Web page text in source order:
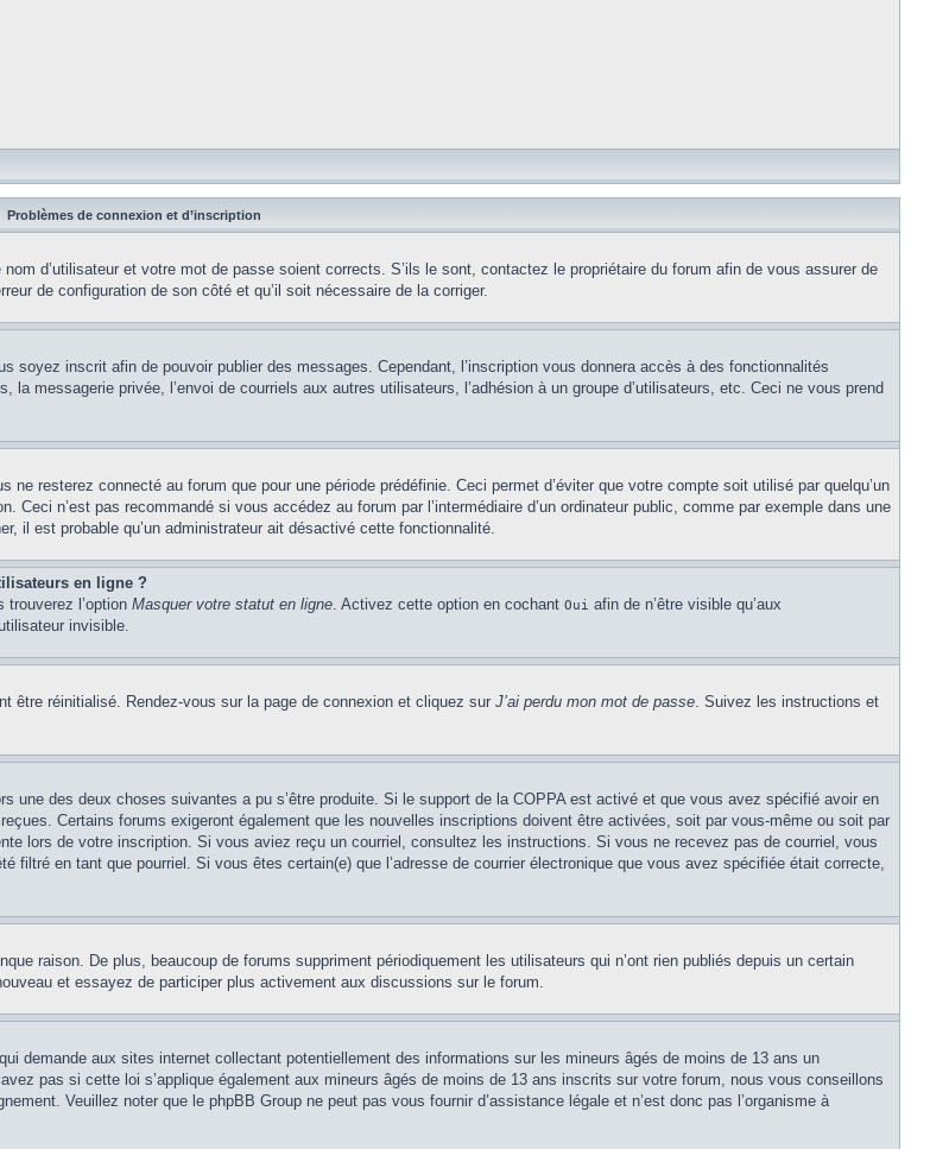
Problèmes de connexion et d’inscription
d’utilisateur et votre mot de passe soient corrects. S’ils le sont, contactez le propriétaire du forum afin de vous assurer de
de configuration de son côté et qu’il soit nécessaire de la corriger.
soyez inscrit afin de pouvoir publier des messages. Cependant, l’inscription vous donnera accès à des fonctionnalités
messagerie privée, l’envoi de courriels aux autres utilisateurs, l’adhésion à un groupe d’utilisateurs, etc. Ceci ne vous prend
ne resterez connecté au forum que pour une période prédéfinie. Ceci permet d’éviter que votre compte soit utilisé par quelqu’un
n’est pas recommandé si vous accédez au forum par l’intermédiaire d’un ordinateur public, comme par exemple dans une
il est probable qu’un administrateur ait désactivé cette fonctionnalité.
en ligne ?
trouverez l’option Masquer votre statut en ligne. Activez cette option en cochant Oui afin de n’être visible qu’aux
invisible.
être réinitialisé. Rendez-vous sur la page de connexion et cliquez sur J’ai perdu mon mot de passe. Suivez les instructions et
une des deux choses suivantes a pu s’être produite. Si le support de la COPPA est activé et que vous avez spécifié avoir en
Certains forums exigeront également que les nouvelles inscriptions doivent être activées, soit par vous-même ou soit par
lors de votre inscription. Si vous aviez reçu un courriel, consultez les instructions. Si vous ne recevez pas de courriel, vous
filtré en tant que pourriel. Si vous êtes certain(e) que l’adresse de courrier électronique que vous avez spécifiée était correcte,
raison. De plus, beaucoup de forums suppriment périodiquement les utilisateurs qui n’ont rien publiés depuis un certain
et essayez de participer plus activement aux discussions sur le forum.
demande aux sites internet collectant potentiellement des informations sur les mineurs âgés de moins de 13 ans un
pas si cette loi s’applique également aux mineurs âgés de moins de 13 ans inscrits sur votre forum, nous vous conseillons
Veuillez noter que le phpBB Group ne peut pas vous fournir d’assistance légale et n’est donc pas l’organisme à